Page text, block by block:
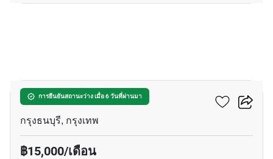
การยืนยันสถานะว่าง เมื่อ 6 วันที่ผ่านมา
วิลล่า สาทร
กรุงธนบุรี, กรุงเทพ
฿15,000/เดือน